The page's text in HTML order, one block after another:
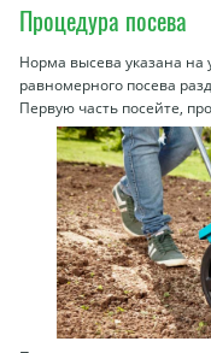
Процедура посева
Норма высева указана на
равномерного посева
Первую часть посейте,